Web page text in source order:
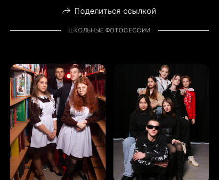
Поделиться ссылкой
ШКОЛЬНЫЕ ФОТОСЕССИИ